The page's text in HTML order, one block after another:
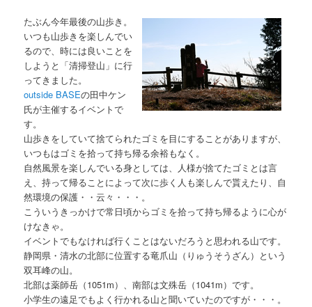
ン
ツ
へ
移
動
ツ
へ
移
動
たぶん今年最後の山歩き。
いつも山歩きを楽しんでい
るので、時には良いことを
しようと「清掃登山」に行
ってきました。
outside BASEの田中ケン
氏が主催するイベントで
す。
山歩きをしていて捨てられたゴミを目にすることがありますが、
いつもはゴミを拾って持ち帰る余裕もなく。
自然風景を楽しんでいる身としては、人様が捨てたゴミとは言
え、持って帰ることによって次に歩く人も楽しんで貰えたり、自
然環境の保護・・云々・・・。
こういうきっかけで常日頃からゴミを拾って持ち帰るように心が
けなきゃ。
イベントでもなければ行くことはないだろうと思われる山です。
静岡県・清水の北部に位置する竜爪山（りゅうそうざん）という
双耳峰の山。
北部は薬師岳（1051m）、南部は文殊岳（1041m）です。
小学生の遠足でもよく行かれる山と聞いていたのですが・・・。